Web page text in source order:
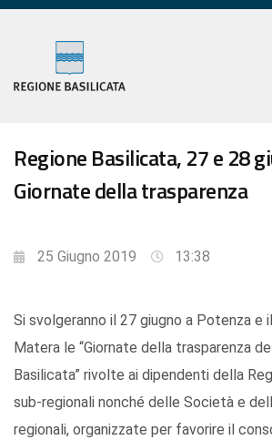
Regione Basilicata, 27 e 28
Giornate della trasparenza
25 Giugno 2019 13:38
Si svolgeranno il 27 giugno a Potenza e
Matera le “Giornate della trasparenza
Basilicata” rivolte ai dipendenti della
sub-regionali nonché delle Società e
regionali, organizzate per favorire il